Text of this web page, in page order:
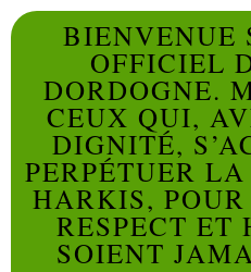
BIENVENUE
OFFICIEL
DORDOGNE.
CEUX QUI,
DIGNITÉ,
PERPÉTUER
HARKIS,
RESPECT ET
SOIENT